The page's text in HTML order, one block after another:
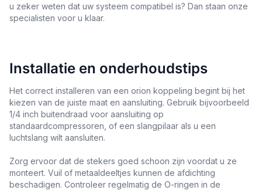
u zeker weten dat uw systeem compatibel is? Dan staan onze
specialisten voor u klaar.
Installatie en onderhoudstips
Het correct installeren van een orion koppeling begint bij het
kiezen van de juiste maat en aansluiting. Gebruik bijvoorbeeld
1/4 inch buitendraad voor aansluiting op
standaardcompressoren, of een slangpilaar als u een
luchtslang wilt aansluiten.
Zorg ervoor dat de stekers goed schoon zijn voordat u ze
monteert. Vuil of metaaldeeltjes kunnen de afdichting
beschadigen. Controleer regelmatig de O-ringen in de